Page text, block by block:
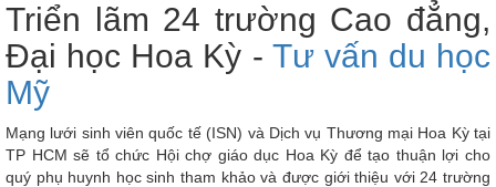
Triển lãm 24 trường Cao đẳng,
Đại học Hoa Kỳ - Tư vấn du học
Mỹ
Mạng lưới sinh viên quốc tế (ISN) và Dịch vụ Thương mại Hoa Kỳ tại
TP HCM sẽ tổ chức Hội chợ giáo dục Hoa Kỳ để tạo thuận lợi cho
quý phụ huynh học sinh tham khảo và được giới thiệu với 24 trường